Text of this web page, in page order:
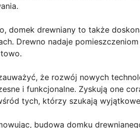
domek drewniany to także
Drewno nadaje
że rozwój nowych
i funkcjonalne. Zyskują one
tych, którzy szukają
budowa domku